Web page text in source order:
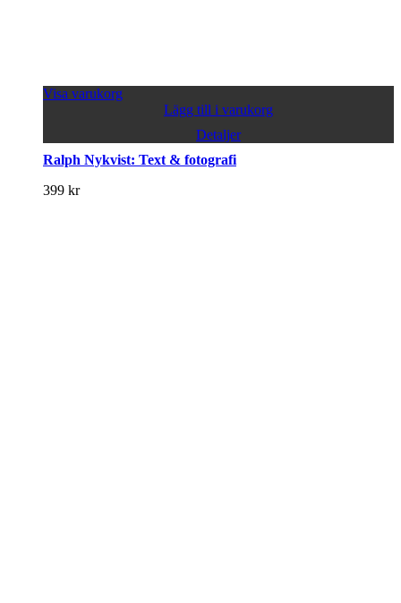
Visa varukorg
Lägg till i varukorg
Detaljer
Ralph Nykvist: Text & fotografi
399 kr